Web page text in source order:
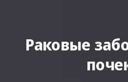
Раковые